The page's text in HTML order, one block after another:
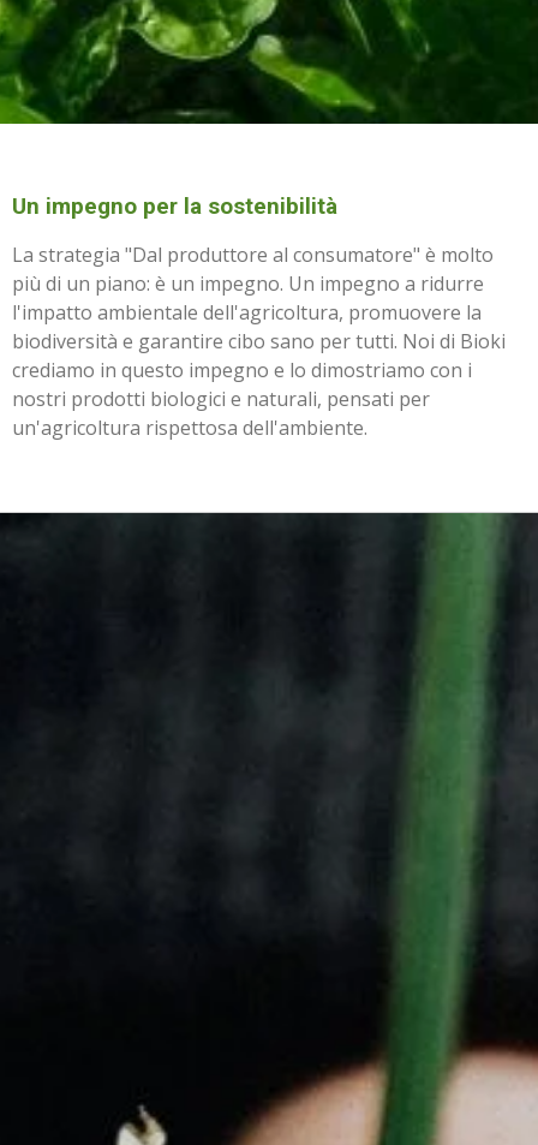
Un impegno per la sostenibilità
La strategia "Dal produttore al consumatore" è molto
più di un piano: è un impegno. Un impegno a ridurre
l'impatto ambientale dell'agricoltura, promuovere la
biodiversità e garantire cibo sano per tutti. Noi di Bioki
crediamo in questo impegno e lo dimostriamo con i
nostri prodotti biologici e naturali, pensati per
un'agricoltura rispettosa dell'ambiente.